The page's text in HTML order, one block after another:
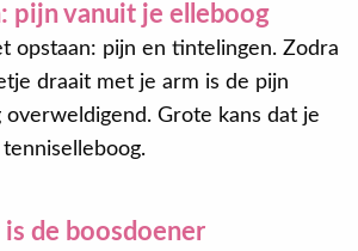
pijn vanuit je elleboog
opstaan: pijn en tintelingen. Zodra
draait met je arm is de pijn
Grote kans dat je
de boosdoener